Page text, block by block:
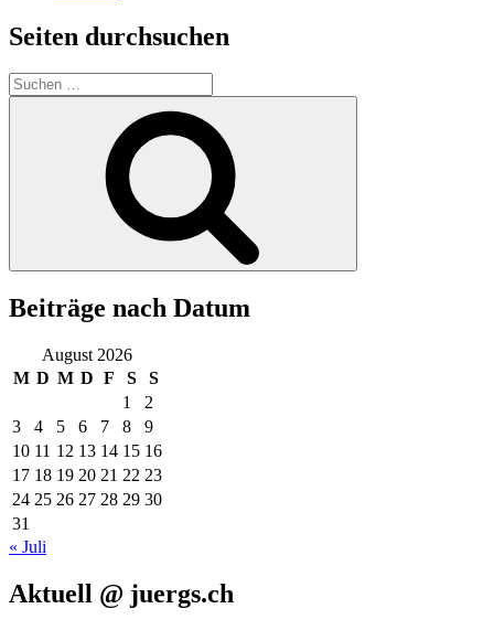
Seiten durchsuchen
Suchen
nach:
Beiträge nach Datum
August 2026
M D M D F S
S
1
2
3
4 5 6 7 8
9
10 11 12 13 14 15 16
17 18 19 20 21 22 23
24 25 26 27 28 29 30
31
« Juli
Aktuell @ juergs.ch